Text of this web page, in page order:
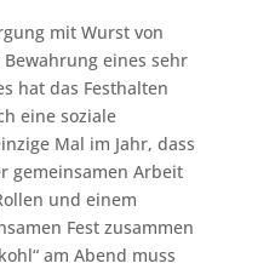
mit Wurst von
eines sehr
hat das Festhalten
eine soziale
Mal im Jahr, dass
gemeinsamen Arbeit
und einem
Fest zusammen
am Abend muss